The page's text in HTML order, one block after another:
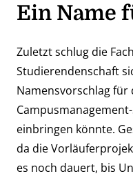
Ein Name
Zuletzt schlug die
Studierendenschaft
Namensvorschlag
einbringen könnte.
da die
es noch dauert, bis